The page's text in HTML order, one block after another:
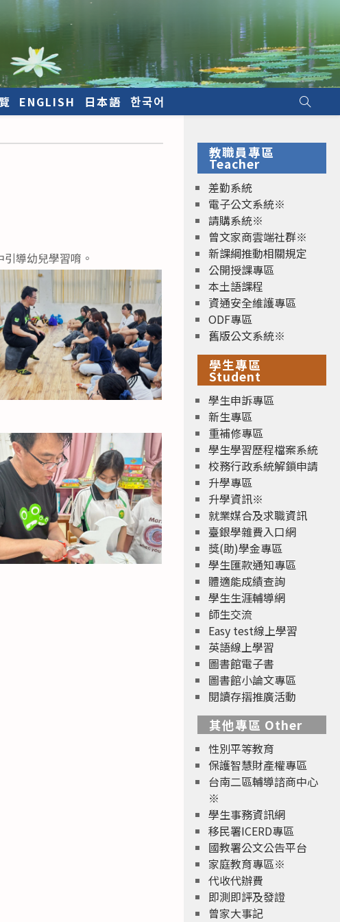
ENGLISH 日本語 한국어
導幼兒學習唷。
教職員專區
Teacher
差勤系統
電子公文系統※
請購系統※
曾文家商雲端社群※
新課綱推動相關規定
公開授課專區
本土語課程
資通安全維護專區
ODF專區
舊版公文系統※
學生專區
Student
學生申訴專區
新生專區
重補修專區
學生學習歷程檔案系統
校務行政系統解鎖申請
升學專區
升學資訊※
就業媒合及求職資訊
臺銀學雜費入口網
獎(助)學金專區
學生匯款通知專區
體適能成績查詢
學生生涯輔導網
師生交流
Easy test線上學習
英語線上學習
圖書館電子書
圖書館小論文專區
閱讀存摺推廣活動
其他專區 Other
性別平等教育
保護智慧財產權專區
台南二區輔導諮商中心
※
學生事務資訊網
移民署ICERD專區
國教署公文公告平台
家庭教育專區※
代收代辦費
即測即評及發證
曾家大事記